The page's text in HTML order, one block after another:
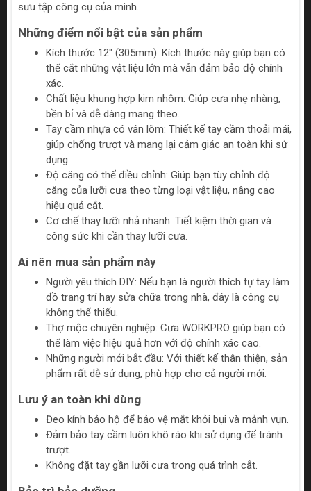
sưu tập công cụ của mình.
Những điểm nổi bật của sản phẩm
Kích thước 12" (305mm): Kích thước này giúp bạn có
thể cắt những vật liệu lớn mà vẫn đảm bảo độ chính
xác.
Chất liệu khung hợp kim nhôm: Giúp cưa nhẹ nhàng,
bền bỉ và dễ dàng mang theo.
Tay cầm nhựa có vân lõm: Thiết kế tay cầm thoải mái,
giúp chống trượt và mang lại cảm giác an toàn khi sử
dụng.
Độ căng có thể điều chỉnh: Giúp bạn tùy chỉnh độ
căng của lưỡi cưa theo từng loại vật liệu, nâng cao
hiệu quả cắt.
Cơ chế thay lưỡi nhả nhanh: Tiết kiệm thời gian và
công sức khi cần thay lưỡi cưa.
Ai nên mua sản phẩm này
Người yêu thích DIY: Nếu bạn là người thích tự tay làm
đồ trang trí hay sửa chữa trong nhà, đây là công cụ
không thể thiếu.
Thợ mộc chuyên nghiệp: Cưa WORKPRO giúp bạn có
thể làm việc hiệu quả hơn với độ chính xác cao.
Những người mới bắt đầu: Với thiết kế thân thiện, sản
phẩm rất dễ sử dụng, phù hợp cho cả người mới.
Lưu ý an toàn khi dùng
Đeo kính bảo hộ để bảo vệ mắt khỏi bụi và mảnh vụn.
Đảm bảo tay cầm luôn khô ráo khi sử dụng để tránh
trượt.
Không đặt tay gần lưỡi cưa trong quá trình cắt.